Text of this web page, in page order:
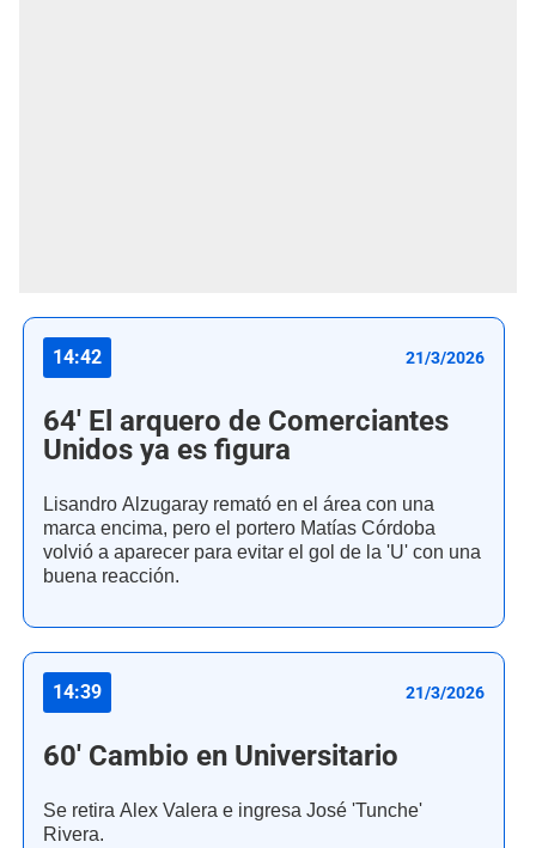
14:42 21/3/2026
64' El arquero de Comerciantes
Unidos ya es figura
Lisandro Alzugaray remató en el área con una
marca encima, pero el portero Matías Córdoba
volvió a aparecer para evitar el gol de la 'U' con una
buena reacción.
14:39 21/3/2026
60' Cambio en Universitario
Se retira Alex Valera e ingresa José 'Tunche'
Rivera.